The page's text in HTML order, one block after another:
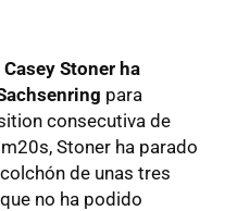
Casey Stoner ha
para
consecutiva de
Stoner ha parado
de unas tres
no ha podido